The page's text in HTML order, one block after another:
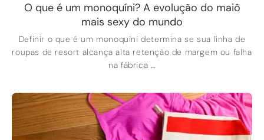
O que é um monoquíni? A evolução do maiô
mais sexy do mundo
Definir o que é um monoquíni determina se sua linha de
roupas de resort alcança alta retenção de margem ou falha
na fábrica ...